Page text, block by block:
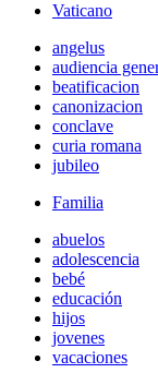
Vaticano
angelus
audiencia
beatificacion
canonizacion
conclave
curia romana
jubileo
Familia
abuelos
adolescencia
bebé
educación
hijos
jovenes
vacaciones